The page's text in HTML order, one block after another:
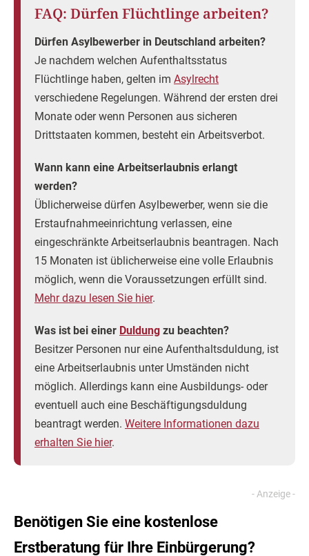
FAQ: Dürfen Flüchtlinge arbeiten?
Dürfen Asylbewerber in Deutschland arbeiten?
Je nachdem welchen Aufenthaltsstatus
Flüchtlinge haben, gelten im Asylrecht
verschiedene Regelungen. Während der ersten drei
Monate oder wenn Personen aus sicheren
Drittstaaten kommen, besteht ein Arbeitsverbot.
Wann kann eine Arbeitserlaubnis erlangt
werden?
Üblicherweise dürfen Asylbewerber, wenn sie die
Erstaufnahmeeinrichtung verlassen, eine
eingeschränkte Arbeitserlaubnis beantragen. Nach
15 Monaten ist üblicherweise eine volle Erlaubnis
möglich, wenn die Voraussetzungen erfüllt sind.
Mehr dazu lesen Sie hier.
Was ist bei einer Duldung zu beachten?
Besitzer Personen nur eine Aufenthaltsduldung, ist
eine Arbeitserlaubnis unter Umständen nicht
möglich. Allerdings kann eine Ausbildungs- oder
eventuell auch eine Beschäftigungsduldung
beantragt werden. Weitere Informationen dazu
erhalten Sie hier.
Benötigen Sie eine kostenlose
Erstberatung für Ihre Einbürgerung?